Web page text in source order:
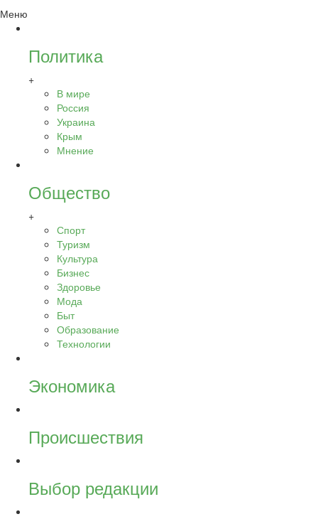
Меню
Политика
+
В мире
Россия
Украина
Крым
Мнение
Общество
+
Спорт
Туризм
Культура
Бизнес
Здоровье
Мода
Быт
Образование
Технологии
Экономика
Происшествия
Выбор редакции